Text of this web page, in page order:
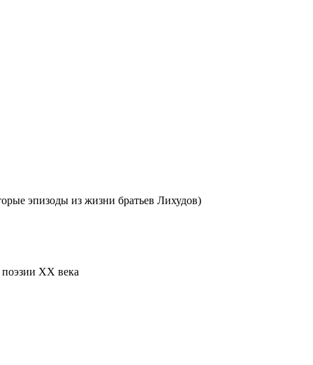
эпизоды из жизни братьев Лихудов)
XX века